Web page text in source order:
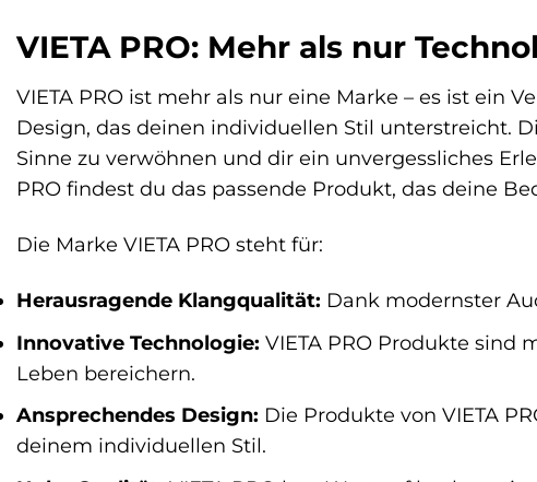
VIETA PRO: Mehr als nur
VIETA PRO ist mehr als nur eine Marke – es ist ein
Design, das deinen individuellen Stil unterstreicht.
Sinne zu verwöhnen und dir ein unvergessliches
PRO findest du das passende Produkt, das deine
Die Marke VIETA PRO steht für:
Herausragende Klangqualität: Dank modernster
Innovative Technologie: VIETA PRO Produkte
Leben bereichern.
Ansprechendes Design: Die Produkte von VIETA
deinem individuellen Stil.